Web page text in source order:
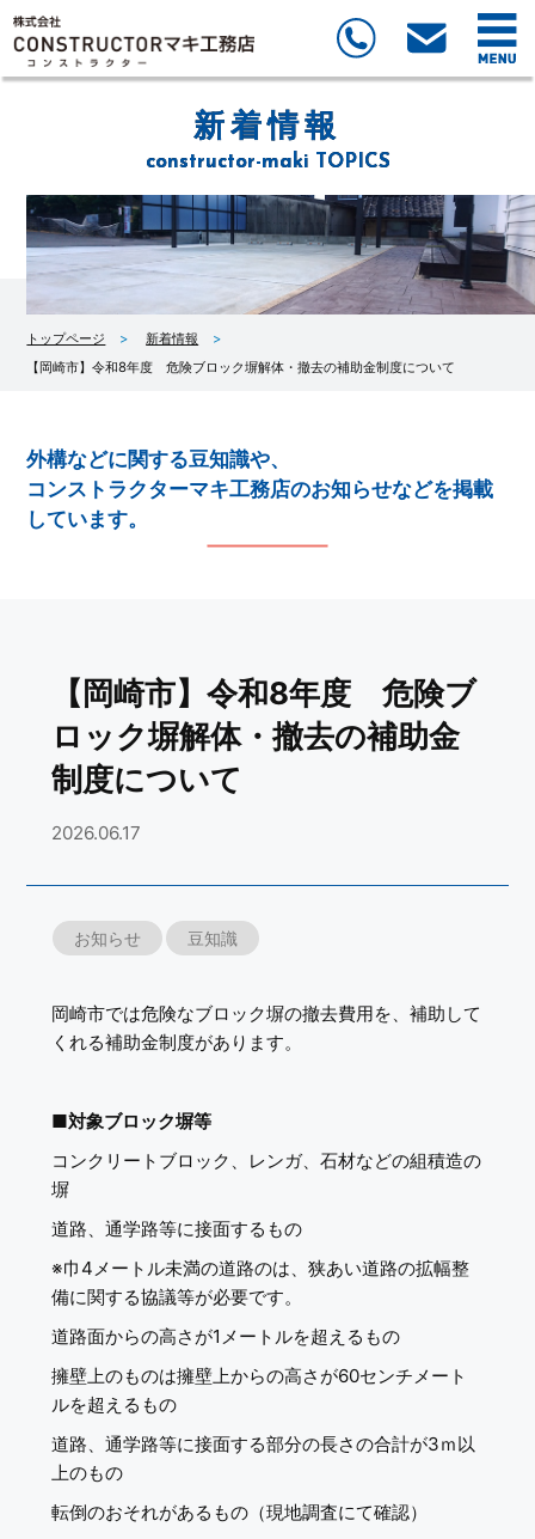
新着情報
constructor-maki TOPICS
トップページ
新着情報
【岡崎市】令和8年度 危険ブロック塀解体・撤去の補助金制度について
外構などに関する豆知識や、
コンストラクターマキ工務店のお知らせなどを掲載
しています。
【岡崎市】令和8年度 危険ブ
ロック塀解体・撤去の補助金
制度について
2026.06.17
お知らせ 豆知識
岡崎市では危険なブロック塀の撤去費用を、補助して
くれる補助金制度があります。
■対象ブロック塀等
コンクリートブロック、レンガ、石材などの組積造の
塀
道路、通学路等に接面するもの
※巾4メートル未満の道路のは、狭あい道路の拡幅整
備に関する協議等が必要です。
道路面からの高さが1メートルを超えるもの
擁壁上のものは擁壁上からの高さが60センチメート
ルを超えるもの
道路、通学路等に接面する部分の長さの合計が3ｍ以
上のもの
転倒のおそれがあるもの（現地調査にて確認）